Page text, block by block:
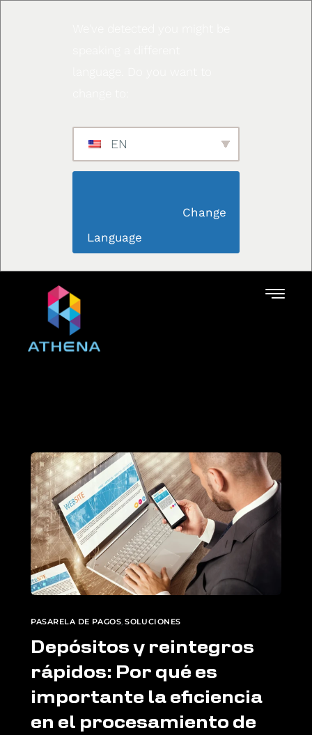
EN
Language
PASARELA DE PAGOS,SOLUCIONES
Depósitos y reintegros
rápidos: Por qué es
importante la eficiencia
en el procesamiento de